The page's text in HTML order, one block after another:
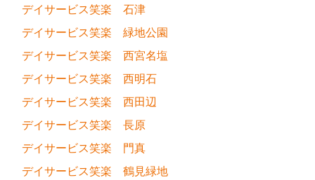
デイサービス笑楽 石津
デイサービス笑楽 緑地公園
デイサービス笑楽 西宮名塩
デイサービス笑楽 西明石
デイサービス笑楽 西田辺
デイサービス笑楽 長原
デイサービス笑楽 門真
デイサービス笑楽 鶴見緑地